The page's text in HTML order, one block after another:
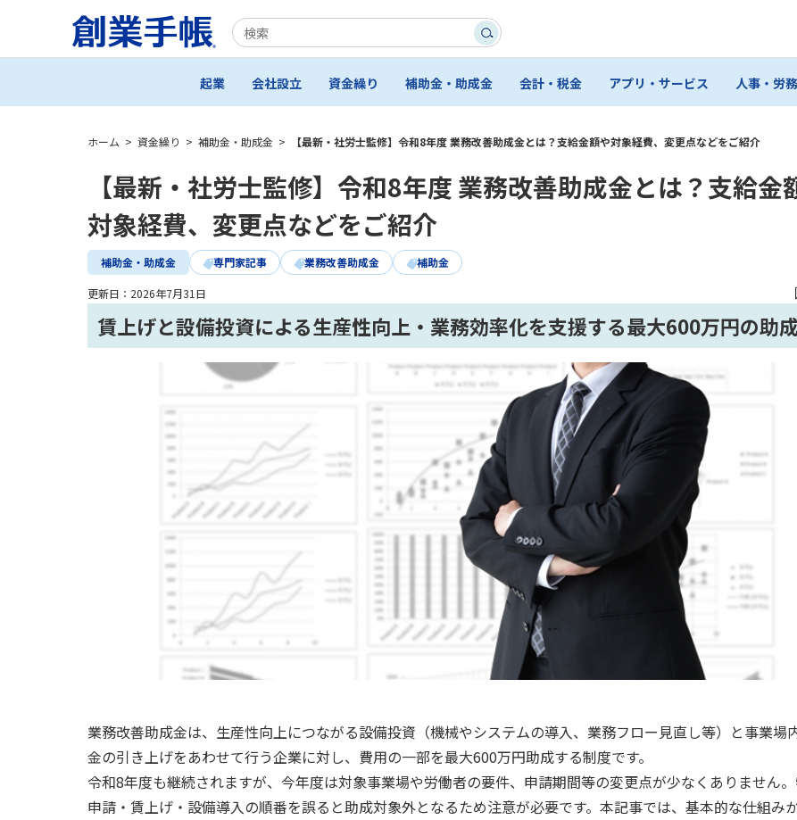
起業 会社設立 資金繰り 補助金・助成金 会計・税金 アプリ・サービス 人事・労務
ホーム > 資金繰り > 補助金・助成金 > 【最新・社労士監修】令和8年度 業務改善助成金とは？支給金額や対象経費、変更点などをご紹介
【最新・社労士監修】令和8年度 業務改善助成金とは？支給金
対象経費、変更点などをご紹介
補助金・助成金 専門家記事 業務改善助成金 補助金
更新日： 2026年7月31日
賃上げと設備投資による生産性向上・業務効率化を支援する最大600万円の助
業務改善助成金は、生産性向上につながる設備投資（機械やシステムの導入、業務フロー見直し等）と事業場
金の引き上げをあわせて行う企業に対し、費用の一部を最大600万円助成する制度です。
令和8年度も継続されますが、今年度は対象事業場や労働者の要件、申請期間等の変更点が少なくありません。
申請・賃上げ・設備導入の順番を誤ると助成対象外となるため注意が必要です。本記事では、基本的な仕組み